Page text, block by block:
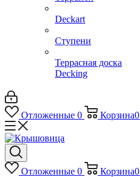
Deckart
Ступени
Террасная доска
Decking
Отложенные 0 Корзина0
Отложенные 0 Корзина0